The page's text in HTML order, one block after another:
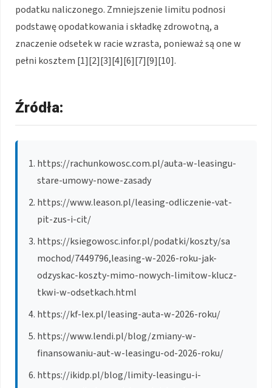
podatku naliczonego. Zmniejszenie limitu podnosi
podstawę opodatkowania i składkę zdrowotną, a
znaczenie odsetek w racie wzrasta, ponieważ są one w
pełni kosztem [1][2][3][4][6][7][9][10].
Źródła:
https://rachunkowosc.com.pl/auta-w-leasingu-
stare-umowy-nowe-zasady
https://www.leason.pl/leasing-odliczenie-vat-
pit-zus-i-cit/
https://ksiegowosc.infor.pl/podatki/koszty/sa
mochod/7449796,leasing-w-2026-roku-jak-
odzyskac-koszty-mimo-nowych-limitow-klucz-
tkwi-w-odsetkach.html
https://kf-lex.pl/leasing-auta-w-2026-roku/
https://www.lendi.pl/blog/zmiany-w-
finansowaniu-aut-w-leasingu-od-2026-roku/
https://ikidp.pl/blog/limity-leasingu-i-